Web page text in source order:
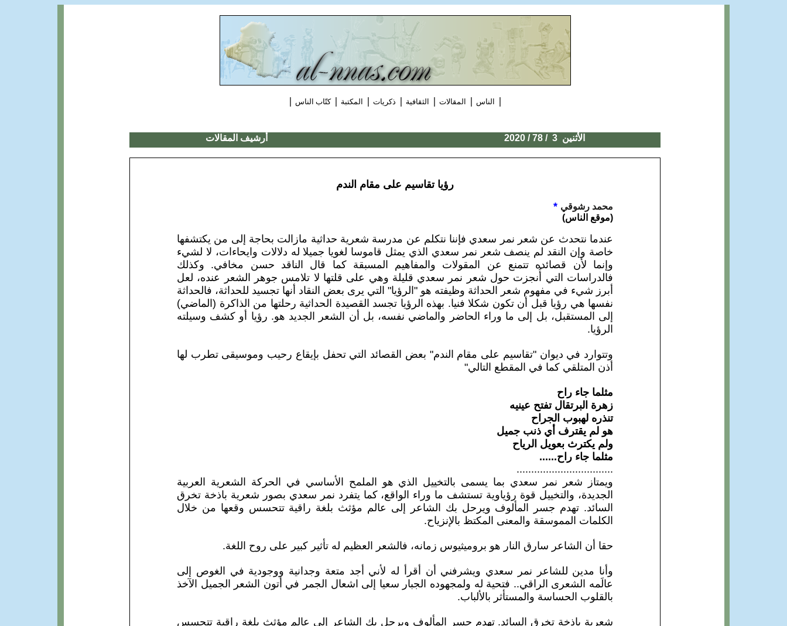
| الناس | المقالات | الثقافية | ذكريات | المكتبة | كتّاب الناس |
الأثنين 3 / 78
/ 2020 أرشيف المقالات
رؤيا تقاسيم على مقام الندم
محمد رشوقي *
(موقع الناس)
عندما نتحدث عن شعر نمر سعدي فإننا نتكلم عن مدرسة شعرية حداثية مازالت بحاجة إلى من يكتشفها
خاصة وإن النقد لم ينصف شعر نمر سعدي الذي يمثل قاموسا لغويا جميلا له دلالات وايحاءات، لا لشيء
وإنما لأن قصائده تتمنع عن المقولات والمفاهيم المسبقة كما قال الناقد حسن مخافي. وكذلك
فالدراسات التي أُنجزت حول شعر نمر سعدي قليلة وهي على قلتها لا تلامس جوهر الشعر عنده، لعل
أبرز شيء في مفهوم شعر الحداثة وظيفته هو "الرؤيا" التي يرى بعض النقاد أنها تجسيد للحداثة، فالحداثة
نفسها هي رؤيا قبل أن تكون شكلا فنيا. بهذه الرؤيا تجسد القصيدة الحداثية رحلتها من الذاكرة (الماضي)
إلى المستقبل، بل إلى ما وراء الحاضر والماضي نفسه، بل أن الشعر الجديد هو. رؤيا أو كشف وسيلته
الرؤيا.
وتتوارد في ديوان "تقاسيم على مقام الندم" بعض القصائد التي تحفل بإيقاع رحيب وموسيقى تطرب لها
أذن المتلقي كما في المقطع التالي"
مثلما جاء راح
زهرة البرتقال تفتح عينيه
تنذره لهبوب الجراح
هو لم يقترف أي ذنب جميل
ولم يكترث بعويل الرياح
مثلما جاء راح......
.................................
ويمتاز شعر نمر سعدي بما يسمى بالتخييل الذي هو الملمح الأساسي في الحركة الشعرية العربية
الجديدة، والتخييل قوة رؤياوية تستشف ما وراء الواقع، كما يتفرد نمر سعدي بصور شعرية باذخة تخرق
السائد. تهدم جسر المألوف ويرحل بك الشاعر إلى عالم مؤثث بلغة راقية تتحسس وقعها من خلال
الكلمات المموسقة والمعنى المكتظ بالإنزياح.
حقا أن الشاعر سارق النار هو بروميثيوس زمانه، فالشعر العظيم له تأثير كبير على روح اللغة.
وأنا مدين للشاعر نمر سعدي ويشرفني أن أقرأ له لأني أجد متعة وجدانية ووجودية في الغوص إلى
عالَمه الشعرى الراقي.. فتحية له ولمجهوده الجبار سعيا إلى اشعال الجمر في أتون الشعر الجميل الآخذ
بالقلوب الحساسة والمستأثر بالألباب.
شعرية باذخة تخرق السائد. تهدم جسر المألوف ويرحل بك الشاعر إلى عالم مؤثث بلغة راقية تتحسس